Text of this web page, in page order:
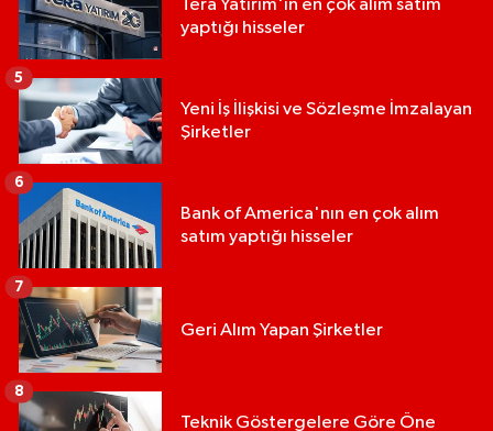
Tera Yatırım'ın en çok alım satım
yaptığı hisseler
Yeni İş İlişkisi ve Sözleşme İmzalayan
Şirketler
5
Bank of America'nın en çok alım
satım yaptığı hisseler
6
Geri Alım Yapan Şirketler
7
Teknik Göstergelere Göre Öne
8